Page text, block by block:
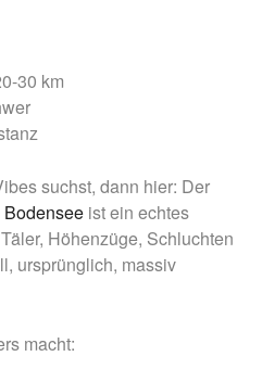
30 km
suchst, dann hier: Der
ist ein echtes
Höhenzüge, Schluchten
ursprünglich, massiv
macht: